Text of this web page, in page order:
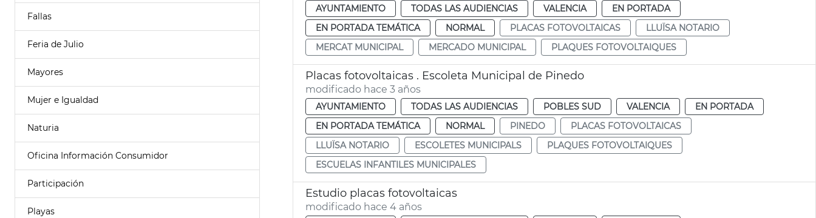
Fallas
Feria de Julio
Mayores
Mujer e Igualdad
Naturia
Oficina Información Consumidor
Participación
Playas
AYUNTAMIENTO TODAS LAS AUDIENCIAS VALENCIA
EN PORTADA
EN PORTADA TEMÁTICA
NORMAL PLACAS FOTOVOLTAICAS
LLUÏSA NOTARIO
MERCAT MUNICIPAL
MERCADO MUNICIPAL PLAQUES FOTOVOLTAIQUES
Placas fotovoltaicas . Escoleta Municipal de Pinedo
modificado hace 3 años
AYUNTAMIENTO TODAS LAS AUDIENCIAS POBLES SUD VALENCIA
EN PORTADA
EN PORTADA TEMÁTICA
NORMAL PINEDO
PLACAS FOTOVOLTAICAS
LLUÏSA NOTARIO
ESCOLETES MUNICIPALS
PLAQUES FOTOVOLTAIQUES
ESCUELAS INFANTILES MUNICIPALES
Estudio placas fotovoltaicas
modificado hace 4 años